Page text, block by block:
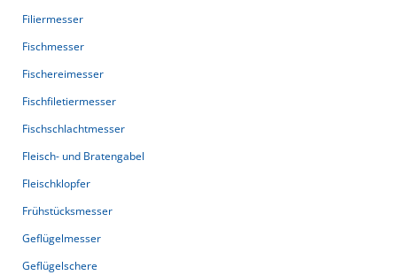
Filiermesser
Fischmesser
Fischereimesser
Fischfiletiermesser
Fischschlachtmesser
Fleisch- und Bratengabel
Fleischklopfer
Frühstücksmesser
Geflügelmesser
Geflügelschere